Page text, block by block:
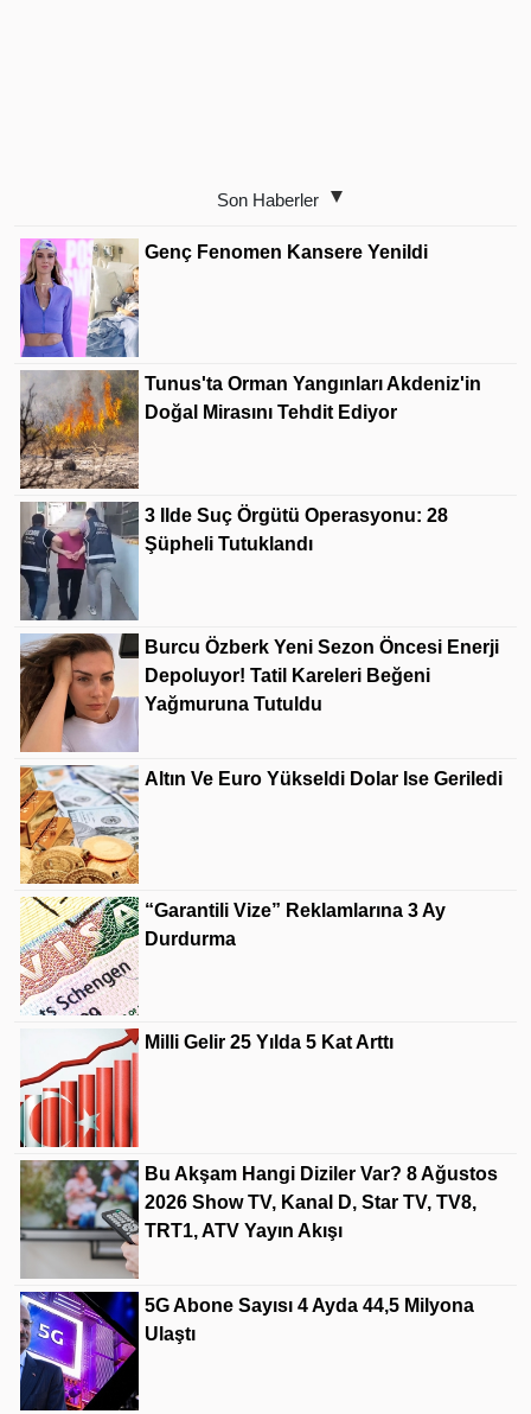
Son Haberler
Genç Fenomen Kansere Yenildi
Tunus'ta Orman Yangınları Akdeniz'in
Doğal Mirasını Tehdit Ediyor
3 Ilde Suç Örgütü Operasyonu: 28
Şüpheli Tutuklandı
Burcu Özberk Yeni Sezon Öncesi Enerji
Depoluyor! Tatil Kareleri Beğeni
Yağmuruna Tutuldu
Altın Ve Euro Yükseldi Dolar Ise Geriledi
“Garantili Vize” Reklamlarına 3 Ay
Durdurma
Milli Gelir 25 Yılda 5 Kat Arttı
Bu Akşam Hangi Diziler Var? 8 Ağustos
2026 Show TV, Kanal D, Star TV, TV8,
TRT1, ATV Yayın Akışı
5G Abone Sayısı 4 Ayda 44,5 Milyona
Ulaştı